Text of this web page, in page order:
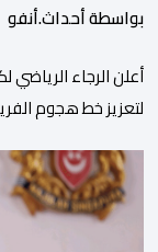
بواسطة أحداث.أنفو
أعلن الرجاء
لتعزيز خط هجوم
حيث يعول عليه
المسابقات المحلية
قدمه اللاعب برفقة